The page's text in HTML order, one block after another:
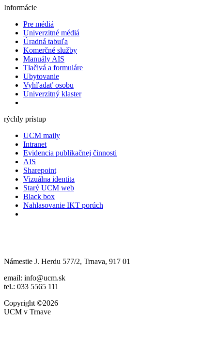
Informácie
Pre médiá
Univerzitné médiá
Úradná tabuľa
Komerčné služby
Manuály AIS
Tlačivá a formuláre
Ubytovanie
Vyhľadať osobu
Univerzitný klaster
rýchly prístup
UCM maily
Intranet
Evidencia publikačnej činnosti
AIS
Sharepoint
Vizuálna identita
Starý UCM web
Black box
Nahlasovanie IKT porúch
Námestie J. Herdu 577/2, Trnava, 917 01
email: info@ucm.sk
tel.: 033 5565 111
Copyright ©2026
UCM v Trnave